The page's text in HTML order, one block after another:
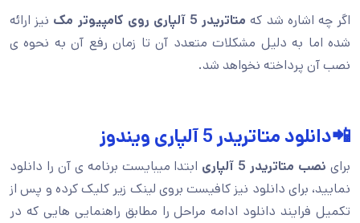
اگر چه اشاره شد که متاتریدر 5 آلپاری روی کامپیوتر مک
نیز ارائه
شده اما به دلیل مشکلات متعدد آن تا زمان رفع آن به نحوه ی
نصب آن پرداخته نخواهد شد.
📲دانلود متاتریدر 5 آلپاری ویندوز
برای نصب متاتریدر 5 آلپاری
ابتدا میبایست برنامه ی آن را دانلود
نمایید، برای دانلود نیز کافیست بروی لینک زیر کلیک کرده و پس از
تکمیل فرایند دانلود ادامه مراحل را مطابق راهنمایی هایی که در